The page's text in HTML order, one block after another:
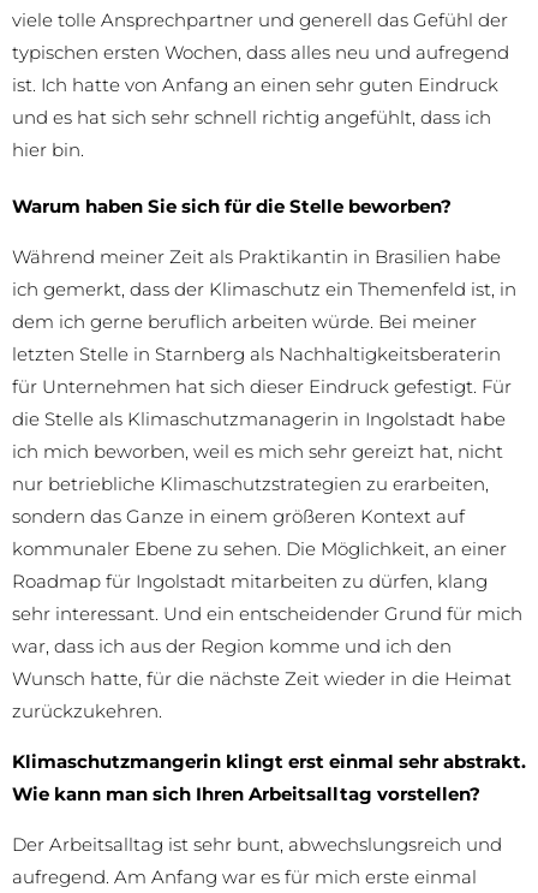
viele tolle Ansprechpartner und generell das Gefühl der
typischen ersten Wochen, dass alles neu und aufregend
ist. Ich hatte von Anfang an einen sehr guten Eindruck
und es hat sich sehr schnell richtig angefühlt, dass ich
hier bin.
Warum haben Sie sich für die Stelle beworben?
Während meiner Zeit als Praktikantin in Brasilien habe
ich gemerkt, dass der Klimaschutz ein Themenfeld ist, in
dem ich gerne beruflich arbeiten würde. Bei meiner
letzten Stelle in Starnberg als Nachhaltigkeitsberaterin
für Unternehmen hat sich dieser Eindruck gefestigt. Für
die Stelle als Klimaschutzmanagerin in Ingolstadt habe
ich mich beworben, weil es mich sehr gereizt hat, nicht
nur betriebliche Klimaschutzstrategien zu erarbeiten,
sondern das Ganze in einem größeren Kontext auf
kommunaler Ebene zu sehen. Die Möglichkeit, an einer
Roadmap für Ingolstadt mitarbeiten zu dürfen, klang
sehr interessant. Und ein entscheidender Grund für mich
war, dass ich aus der Region komme und ich den
Wunsch hatte, für die nächste Zeit wieder in die Heimat
zurückzukehren.
Klimaschutzmangerin klingt erst einmal sehr abstrakt.
Wie kann man sich Ihren Arbeitsalltag vorstellen?
Der Arbeitsalltag ist sehr bunt, abwechslungsreich und
aufregend. Am Anfang war es für mich erste einmal